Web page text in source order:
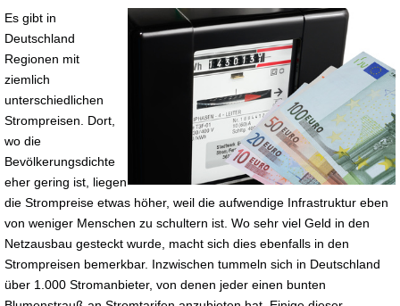
Es gibt in
Deutschland
Regionen mit
ziemlich
unterschiedlichen
Strompreisen. Dort,
wo die
Bevölkerungsdichte
eher gering ist, liegen
die Strompreise etwas höher, weil die aufwendige Infrastruktur eben
von weniger Menschen zu schultern ist. Wo sehr viel Geld in den
Netzausbau gesteckt wurde, macht sich dies ebenfalls in den
Strompreisen bemerkbar. Inzwischen tummeln sich in Deutschland
über 1.000 Stromanbieter, von denen jeder einen bunten